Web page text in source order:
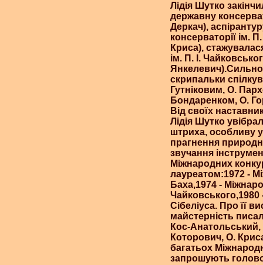
Лідія Шутко
державну
Деркач),
консерваторії ім.
Криса),
ім. П. І.
скрипальки
Гутніковим, О.
Бондаренком, О.
Від своїх
Лідія Шутко
штриха, особливу
прагнення
звучання
Міжнародних
лауреатом:1972 -
Баха,1974 -
Сібеліуса. Про її
майстерність
Кос-
Которович, О.
багатьох
запрошують